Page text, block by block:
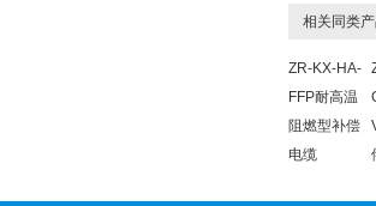
相关同类产
ZR-KX-HA-
FFP耐高温
阻燃型补偿
电缆